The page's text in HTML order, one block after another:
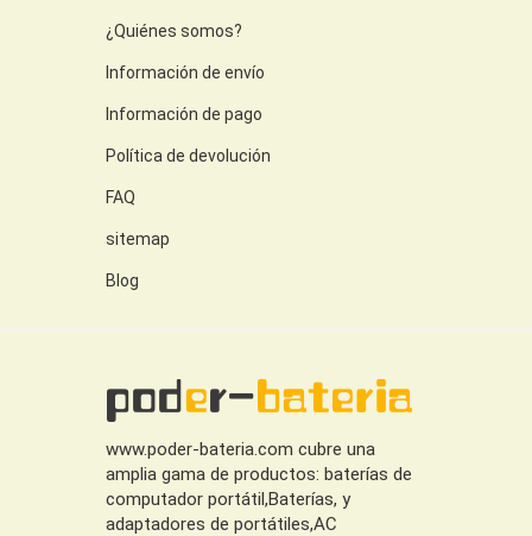
¿Quiénes somos?
Información de envío
Información de pago
Política de devolución
FAQ
sitemap
Blog
www.poder-bateria.com cubre una
amplia gama de productos: baterías de
computador portátil,Baterías, y
adaptadores de portátiles,AC